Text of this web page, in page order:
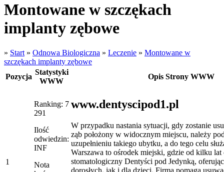
Montowane w szczękach
implanty zębowe
» Start » Odnowa Biologiczna » Leczenie » Montowane w
szczękach implanty zębowe
Pozycja
Statystyki
WWW
Opis Strony WWW
1
Ranking: 7
291
Ilość
odwiedzin:
INF
Nota
www.dentyscipod1.pl
W przypadku nastania sytuacji, gdy zostanie
ząb położony w widocznym miejscu, należy
uzupełnieniu takiego ubytku, a do tego celu
Warszawa to ośrodek miejski, gdzie od kilku lat
stomatologiczny Dentyści pod Jedynką,
dorosłych, jak i dla dzieci. Firma pomaga